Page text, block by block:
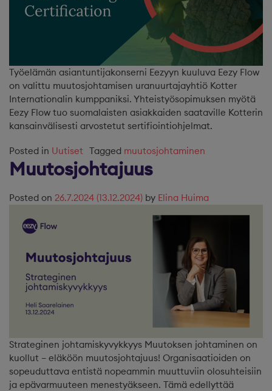
Työelämän asiantuntijakonserni Eezyyn kuuluva Eezy Flow
on valittu muutosjohtamisen uranuurtajayhtiö Kotter
Internationalin kumppaniksi. Yhteistyösopimuksen myötä
Eezy Flow tuo suomalaisten asiakkaiden saataville Kotterin
kansainvälisesti arvostetut sertifiointiohjelmat.
Posted in Uutiset Tagged muutosjohtaminen
Muutosjohtajuus
Posted on 26.7.2024 (13.12.2024) by Elina Huima
Strateginen johtamiskyvykkyys Muutoksen johtaminen on
kuollut – eläköön muutosjohtajuus! Organisaatioiden on
sopeuduttava entistä nopeammin muuttuviin olosuhteisiin
ja epävarmuuteen menestyäkseen. Tämä edellyttää